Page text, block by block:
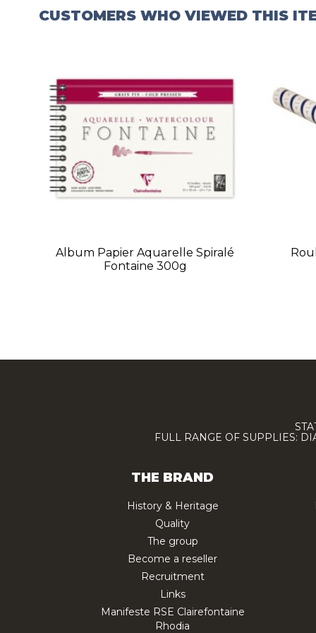
CUSTOMERS WHO VIEWED THIS
Album Papier Aquarelle Spiralé
Fontaine 300g
FULL RANGE OF SUPPLIES:
THE BRAND
History & Heritage
Quality
The group
Become a reseller
Recruitment
Links
Manifeste RSE Clairefontaine
Rhodia